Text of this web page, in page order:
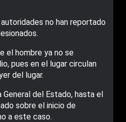
no han reportado
el hombre ya no se
pues en el lugar circulan
del lugar.
General del Estado, hasta el
sobre el inicio de
a este caso.